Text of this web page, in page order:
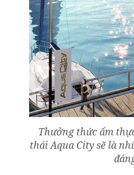
Thưởng thức ẩm
thái Aqua City sẽ là